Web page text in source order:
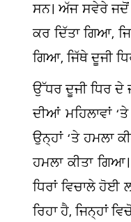
ਸਨ। ਅੱਜ ਸਵੇਰੇ ਜਦੋਂ
ਕਰ ਦਿੱਤਾ ਗਿਆ,
ਗਿਆ, ਜਿੱਥੇ ਦੂਜੀ
ਉੱਧਰ ਦੂਜੀ ਧਿਰ
ਦੀਆਂ ਮਹਿਲਾਵਾਂ
ਉਨ੍ਹਾਂ ‘ਤੇ ਹਮਲਾ
ਹਮਲਾ ਕੀਤਾ
ਧਿਰਾਂ ਵਿਚਾਲੇ ਹੋਈ
ਰਿਹਾ ਹੈ, ਜਿਨ੍ਹਾਂ